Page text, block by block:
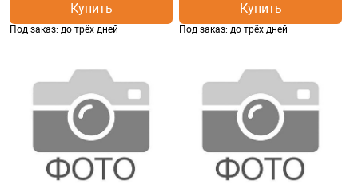
Купить
Под заказ: до трёх дней
Купить
Под заказ: до трёх дней